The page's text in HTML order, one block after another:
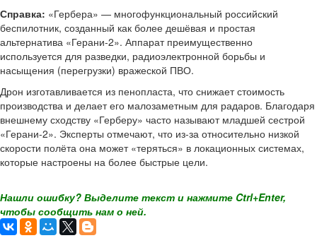
Справка: «Гербера» — многофункциональный российский
беспилотник, созданный как более дешёвая и простая
альтернатива «Герани-2». Аппарат преимущественно
используется для разведки, радиоэлектронной борьбы и
насыщения (перегрузки) вражеской ПВО.
Дрон изготавливается из пенопласта, что снижает стоимость
производства и делает его малозаметным для радаров. Благодаря
внешнему сходству «Герберу» часто называют младшей сестрой
«Герани-2». Эксперты отмечают, что из-за относительно низкой
скорости полёта она может «теряться» в локационных системах,
которые настроены на более быстрые цели.
Нашли ошибку? Выделите текст и нажмите Ctrl+Enter,
чтобы сообщить нам о ней.